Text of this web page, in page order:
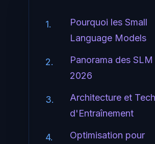
1.
Pourquoi les Small
Language Models
2.
Panorama des SLM
2026
3.
Architecture et
d'Entraînement
4.
Optimisation pour